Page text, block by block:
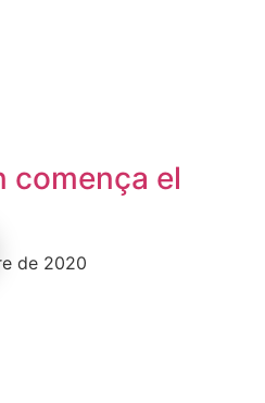
comença el
de 2020